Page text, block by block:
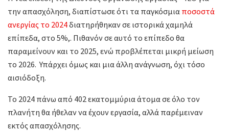
την απασχόληση, διαπίστωσε ότι τα παγκόσμια ποσοστά
ανεργίας το 2024διατηρήθηκαν σε ιστορικά χαμηλά
επίπεδα, στο 5%,. Πιθανόν σε αυτό το επίπεδο θα
παραμείνουν και το 2025, ενώ προβλέπεται μικρή μείωση
το 2026. Υπάρχει όμως και μια άλλη ανάγνωση, όχι τόσο
αισιόδοξη.
Το 2024 πάνω από 402 εκατομμύρια άτομα σε όλο τον
πλανήτη θα ήθελαν να έχουν εργασία, αλλά παρέμειναν
εκτός απασχόλησης.